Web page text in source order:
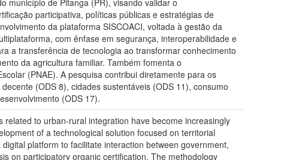
município de Pitanga (PR), visando validar o
participativa, políticas públicas e estratégias de
da plataforma SISCOACI, voltada à gestão da
com ênfase em segurança, interoperabilidade e
a transferência de tecnologia ao transformar conhecimento
da agricultura familiar. Também fomenta o
(PNAE). A pesquisa contribui diretamente para os
(ODS 8), cidades sustentáveis (ODS 11), consumo
(ODS 17).
to urban-rural integration have become increasingly
of a technological solution focused on territorial
platform to facilitate interaction between government,
on participatory organic certification. The methodology